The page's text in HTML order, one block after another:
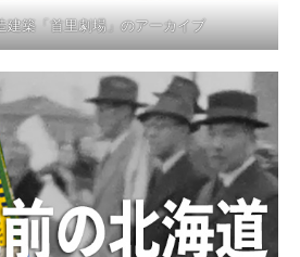
建築「首里劇場」のアーカイブ